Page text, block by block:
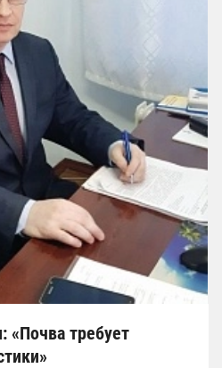
«Почва требует